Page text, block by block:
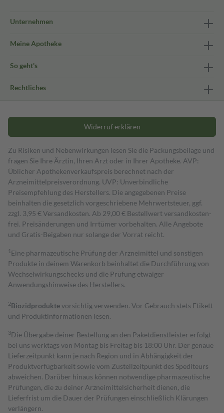
Unternehmen
Meine Apotheke
So geht's
Rechtliches
Widerruf erklären
Zu Risiken und Nebenwirkungen lesen Sie die Packungsbeilage und
fragen Sie Ihre Ärztin, Ihren Arzt oder in Ihrer Apotheke. AVP:
Üblicher Apothekenverkaufspreis berechnet nach der
Arzneimittelpreisverordnung. UVP: Unverbindliche
Preisempfehlung des Herstellers. Die angegebenen Preise
beinhalten die gesetzlich vorgeschriebene Mehrwertsteuer, ggf.
zzgl. 3,95 € Versandkosten. Ab 29,00 € Bestell­wert versand­kosten­
frei. Preisänderungen und Irrtümer vorbehalten. Alle Angebote
und Gratis-Beigaben nur solange der Vorrat reicht.
1 Eine pharmazeutische Prüfung der Arzneimittel und sonstigen
Produkte in deinem Warenkorb beinhaltet die Durchführung von
Wechselwirkungschecks und die Prüfung etwaiger
Anwendungshinweise des Herstellers.
2Biozidproduktevorsichtig verwenden. Vor Gebrauch stets Etikett
und Produktinformationen lesen.
3Die Übergabe deiner Bestellung an den Paketdienstleister erfolgt
bei uns werktags von Montag bis Freitag bis 18:00 Uhr. Der genaue
Lieferzeitpunkt kann je nach Region und in Abhängigkeit der
Produktverfügbarkeit sowie vom Zustellzeitpunkt des Spediteurs
abweichen. Darüber hinaus können notwendige pharmazeutische
Prüfungen, die zu deiner Arzneimittelsicherheit dienen, die
Lieferfrist um die Dauer der Prüfungen einschließlich Klärungen
verlängern.